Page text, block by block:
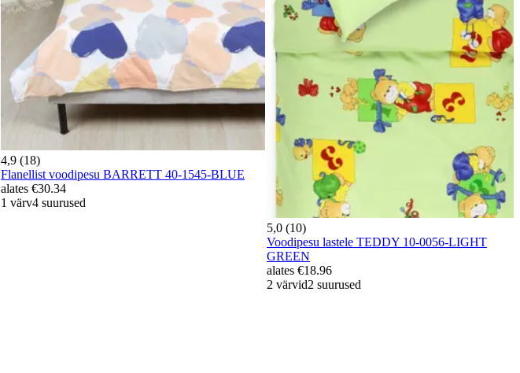
4,9 (18)
Flanellist voodipesu BARRETT 40-1545-BLUE
alates €30.34
1 värv4 suurused
5,0 (10)
Voodipesu lastele TEDDY 10-0056-LIGHT
GREEN
alates €18.96
2 värvid2 suurused